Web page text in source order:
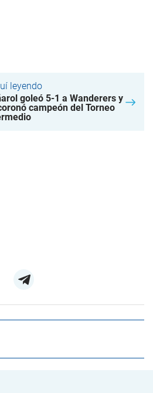
leyendo
goleó 5-1 a Wanderers y
campeón del Torneo